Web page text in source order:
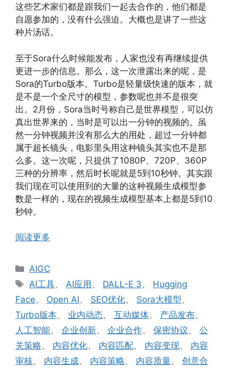
这些艺术家们都是跟我们一起去合作的，他们都是
自愿参加的，没有什么强迫。大概也是讲了一些这
种片汤话。
至于Sora什么时候能发布，人家也没有再继续提供
更进一步的信息。那么，这一次泄露出来的呢，是
Sora的Turbo版本。Turbo是轻量级快速的版本，就
是不是一个全尺寸的模型，参数呢也并不是很突
出。2月份，Sora当时号称自己是世界模型，可以仿
真出世界来的，当时是可以出一分钟的视频的。虽
然一分钟视频并没有那么大的用处，超过一分钟都
属于超长镜头，电影里头用这种镜头其实也不是那
么多。这一次呢，只提供了1080P、720P、360P
三种的分辨率，然后时长呢就是5到10秒钟。其实跟
我们现在可以使用到的大量的这种视频生成模型参
数是一样的，现在的视频生成模型基本上都是5到10
秒钟。
阅读更多
分
类
AIGC
标
签
AI工具、AI应用 、 DALL-E 3、 Hugging
Face、 Open AI、 SEO优化、 Sora大模型、
Turbo版本、 业内动态、 互动媒体、 产品发布、
人工智能、 企业创新、 企业合作、 保密协议 、 公
关策略、 内容优化、 内容匹配、 内容变现、 内容
审核、 内容生成、 内容策略、 内容质量、 创意合